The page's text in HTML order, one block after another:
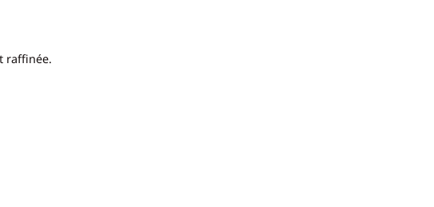
raffinée.